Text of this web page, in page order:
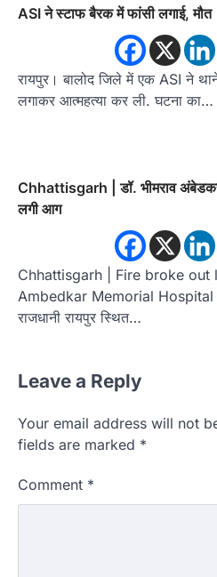
ASI ने स्टाफ बैरक में फांसी लगाई, मौत
रायपुर। बालोद जिले में एक ASI ने
लगाकर आत्महत्या कर ली. घटना का…
Chhattisgarh | डॉ. भीमराव अंबेडकर
लगी आग
Chhattisgarh | Fire broke out
Ambedkar Memorial Hospital
राजधानी रायपुर स्थित…
Leave a Reply
Your email address will not
fields are marked *
Comment *